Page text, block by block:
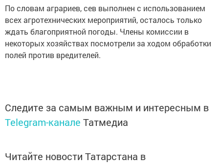
По словам аграриев, сев выполнен с использованием
всех агротехнических мероприятий, осталось только
ждать благоприятной погоды. Члены комиссии в
некоторых хозяйствах посмотрели за ходом обработки
полей против вредителей.
Следите за самым важным и интересным в
Telegram-канале Татмедиа
Читайте новости Татарстана в